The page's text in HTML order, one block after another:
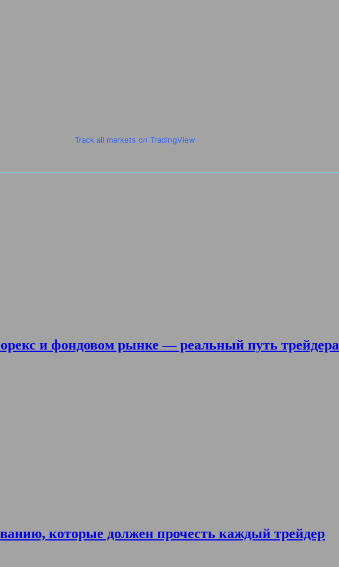
Track all markets on TradingView
и фондовом рынке — реальный путь трейдера
которые должен прочесть каждый трейдер